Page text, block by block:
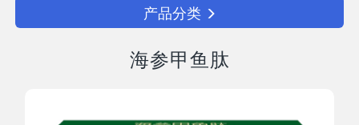
产品分类
海参甲鱼肽